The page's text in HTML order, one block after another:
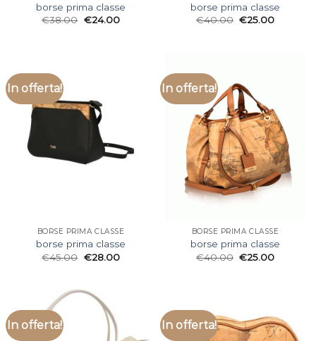
borse prima classe
€38.00 €24.00
borse prima classe
€40.00 €25.00
In offerta!
BORSE PRIMA CLASSE
borse prima classe
€45.00 €28.00
In offerta!
BORSE PRIMA CLASSE
borse prima classe
€40.00 €25.00
In offerta! In offerta!